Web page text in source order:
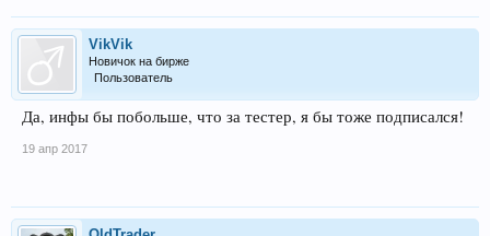
VikVik
Новичок на бирже
Пользователь
Да, инфы бы побольше, что за тестер, я бы тоже подписался!
19 апр 2017